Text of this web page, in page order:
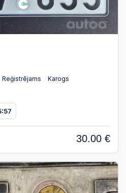
Reģistrējams
Karogs
:56
30.00 €